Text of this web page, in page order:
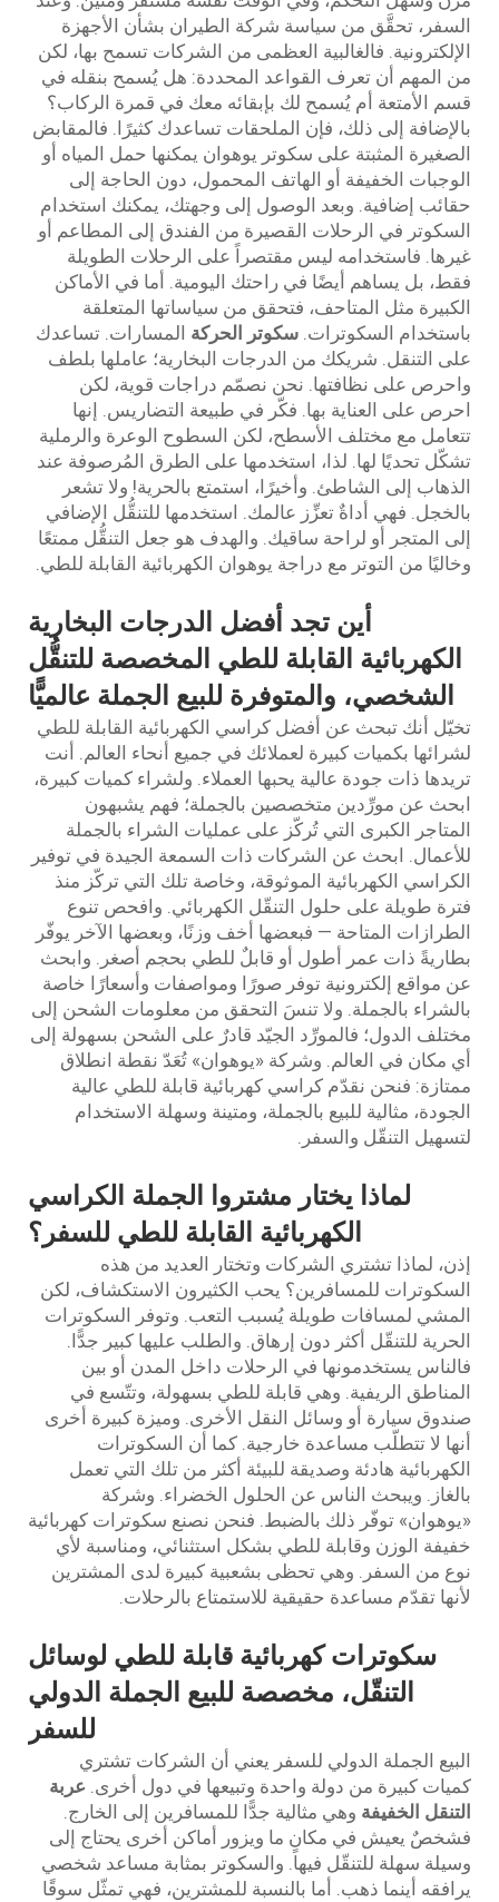
السفر، تحقَّق من سياسة شركة الطيران بشأن الأجهزة
الإلكترونية. فالغالبية العظمى من الشركات تسمح بها، لكن
من المهم أن تعرف القواعد المحددة: هل يُسمح بنقله في
قسم الأمتعة أم يُسمح لك بإبقائه معك في قمرة الركاب؟
بالإضافة إلى ذلك، فإن الملحقات تساعدك كثيرًا. فالمقابض
الصغيرة المثبتة على سكوتر يوهوان يمكنها حمل المياه أو
الوجبات الخفيفة أو الهاتف المحمول، دون الحاجة إلى
حقائب إضافية. وبعد الوصول إلى وجهتك، يمكنك استخدام
السكوتر في الرحلات القصيرة من الفندق إلى المطاعم أو
غيرها. فاستخدامه ليس مقتصراً على الرحلات الطويلة
فقط، بل يساهم أيضًا في راحتك اليومية. أما في الأماكن
الكبيرة مثل المتاحف، فتحقق من سياساتها المتعلقة
باستخدام السكوترات. سكوتر الحركة المسارات. تساعدك
على التنقل. شريكك من الدرجات البخارية؛ عاملها بلطف
واحرص على نظافتها. نحن نصمّم دراجات قوية، لكن
احرص على العناية بها. فكّر في طبيعة التضاريس. إنها
تتعامل مع مختلف الأسطح، لكن السطوح الوعرة والرملية
تشكّل تحديًا لها. لذا، استخدمها على الطرق المُرصوفة عند
الذهاب إلى الشاطئ. وأخيرًا، استمتع بالحرية! ولا تشعر
بالخجل. فهي أداةٌ تعزِّز عالمك. استخدمها للتنقُّل الإضافي
إلى المتجر أو لراحة ساقيك. والهدف هو جعل التنقُّل ممتعًا
وخاليًا من التوتر مع دراجة يوهوان الكهربائية القابلة للطي.
أين تجد أفضل الدرجات البخارية
الكهربائية القابلة للطي المخصصة للتنقُّل
الشخصي، والمتوفرة للبيع الجملة عالميًّا
تخيّل أنك تبحث عن أفضل كراسي الكهربائية القابلة للطي
لشرائها بكميات كبيرة لعملائك في جميع أنحاء العالم. أنت
تريدها ذات جودة عالية يحبها العملاء. ولشراء كميات كبيرة،
ابحث عن مورِّدين متخصصين بالجملة؛ فهم يشبهون
المتاجر الكبرى التي تُركّز على عمليات الشراء بالجملة
للأعمال. ابحث عن الشركات ذات السمعة الجيدة في توفير
الكراسي الكهربائية الموثوقة، وخاصة تلك التي تركّز منذ
فترة طويلة على حلول التنقّل الكهربائي. وافحص تنوع
الطرازات المتاحة — فبعضها أخف وزنًا، وبعضها الآخر يوفّر
بطاريةً ذات عمر أطول أو قابلٌ للطي بحجم أصغر. وابحث
عن مواقع إلكترونية توفر صورًا ومواصفات وأسعارًا خاصة
بالشراء بالجملة. ولا تنسَ التحقق من معلومات الشحن إلى
مختلف الدول؛ فالمورِّد الجيّد قادرٌ على الشحن بسهولة إلى
أي مكان في العالم. وشركة «يوهوان» تُعَدّ نقطة انطلاق
ممتازة: فنحن نقدّم كراسي كهربائية قابلة للطي عالية
الجودة، مثالية للبيع بالجملة، ومتينة وسهلة الاستخدام
لتسهيل التنقّل والسفر.
لماذا يختار مشتروا الجملة الكراسي
الكهربائية القابلة للطي للسفر؟
إذن، لماذا تشتري الشركات وتختار العديد من هذه
السكوترات للمسافرين؟ يحب الكثيرون الاستكشاف، لكن
المشي لمسافات طويلة يُسبب التعب. وتوفر السكوترات
الحرية للتنقّل أكثر دون إرهاق. والطلب عليها كبير جدًّا.
فالناس يستخدمونها في الرحلات داخل المدن أو بين
المناطق الريفية. وهي قابلة للطي بسهولة، وتتّسع في
صندوق سيارة أو وسائل النقل الأخرى. وميزة كبيرة أخرى
أنها لا تتطلّب مساعدة خارجية. كما أن السكوترات
الكهربائية هادئة وصديقة للبيئة أكثر من تلك التي تعمل
بالغاز. ويبحث الناس عن الحلول الخضراء. وشركة
«يوهوان» توفّر ذلك بالضبط. فنحن نصنع سكوترات كهربائية
خفيفة الوزن وقابلة للطي بشكل استثنائي، ومناسبة لأي
نوع من السفر. وهي تحظى بشعبية كبيرة لدى المشترين
لأنها تقدّم مساعدة حقيقية للاستمتاع بالرحلات.
سكوترات كهربائية قابلة للطي لوسائل
التنقّل، مخصصة للبيع الجملة الدولي
للسفر
البيع الجملة الدولي للسفر يعني أن الشركات تشتري
كميات كبيرة من دولة واحدة وتبيعها في دول أخرى. عربة
التنقل الخفيفة وهي مثالية جدًّا للمسافرين إلى الخارج.
فشخصٌ يعيش في مكانٍ ما ويزور أماكن أخرى يحتاج إلى
وسيلة سهلة للتنقّل فيها. والسكوتر بمثابة مساعد شخصي
يرافقه أينما ذهب. أما بالنسبة للمشترين، فهي تمثّل سوقًا